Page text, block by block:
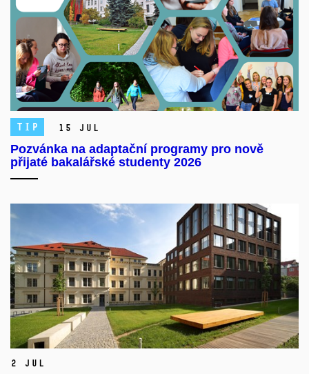
TIP 15 Jul
Pozvánka na adaptační programy pro nově
přijaté bakalářské studenty 2026
2 Jul